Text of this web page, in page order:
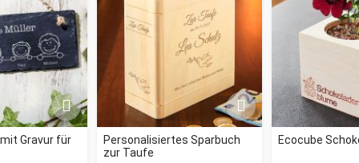
Gravur für
Personalisiertes Sparbuch
zur Taufe
Ecocube